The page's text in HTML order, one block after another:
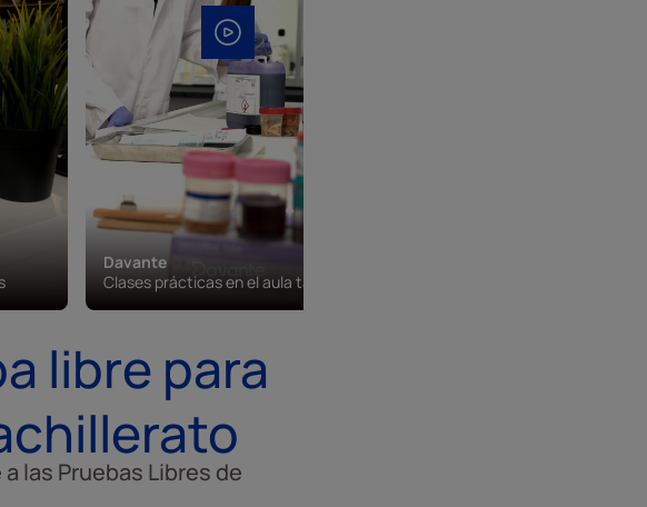
Davante
Clases prácticas en el aula taller
libre para
las Pruebas Libres de